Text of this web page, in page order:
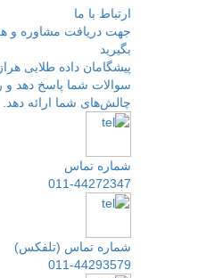
ارتباط با ما
جهت دریافت مشاوره و
بگیرید
پیشگامان داده طلایی
سوالات شما پاسخ دهد و
چالش‌های شما ارائه دهد.
شماره تماس
011-44272347
شماره تماس (تلفکس)
011-44293579